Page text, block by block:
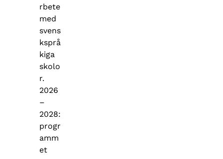
rbete
med
svens
ksprå
kiga
skolo
r.
2026
–
2028:
progr
amm
et